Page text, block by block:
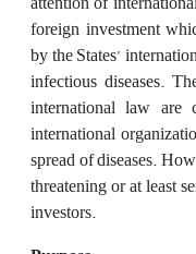
foreign investment
by the States’
infectious diseases.
international law are
international
spread of diseases.
threatening or at least
investors.